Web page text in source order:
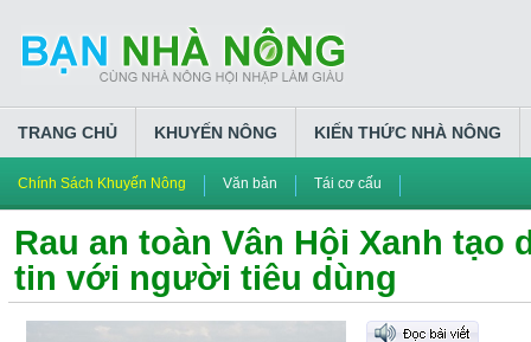
TRANG CHỦ KHUYẾN NÔNG KIẾN THỨC NHÀ NÔNG
Chính Sách Khuyến Nông Văn bản Tái cơ cấu
Rau an toàn Vân Hội Xanh
tin với người tiêu dùng